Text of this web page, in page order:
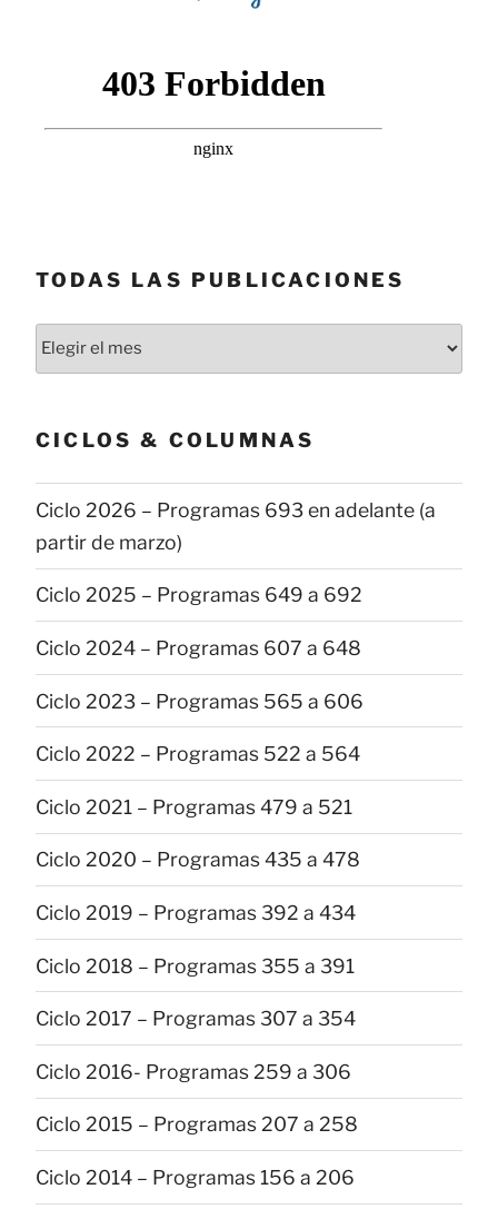
TODAS LAS PUBLICACIONES
Todas
CICLOS & COLUMNAS
Ciclo 2026 – Programas 693 en adelante (a
partir de marzo)
Ciclo 2025 – Programas 649 a 692
Ciclo 2024 – Programas 607 a 648
Ciclo 2023 – Programas 565 a 606
Ciclo 2022 – Programas 522 a 564
Ciclo 2021 – Programas 479 a 521
Ciclo 2020 – Programas 435 a 478
Ciclo 2019 – Programas 392 a 434
Ciclo 2018 – Programas 355 a 391
Ciclo 2017 – Programas 307 a 354
Ciclo 2016- Programas 259 a 306
Ciclo 2015 – Programas 207 a 258
Ciclo 2014 – Programas 156 a 206